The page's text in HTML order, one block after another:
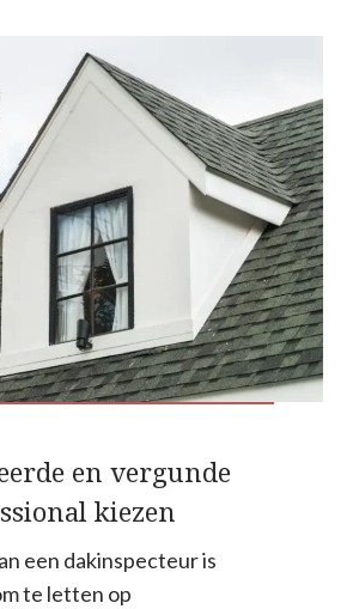
en vergunde
kiezen
een dakinspecteur is
te letten op